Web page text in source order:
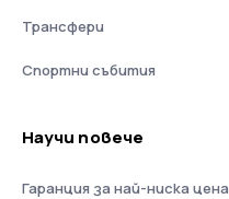
Трансфери
Спортни събития
Научи повече
Гаранция за най-ниска цена